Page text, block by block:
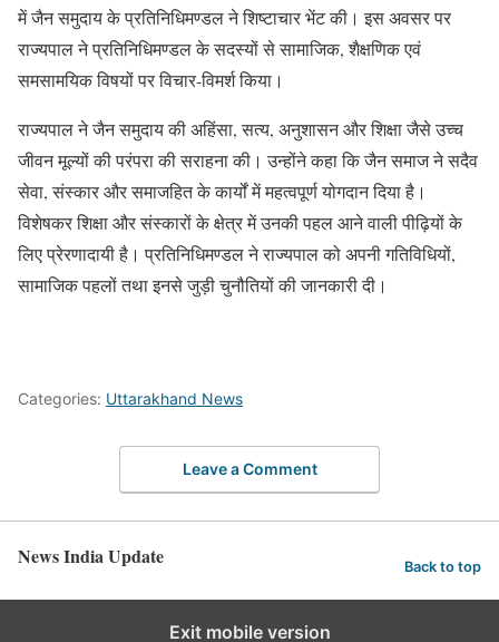
में जैन समुदाय के प्रतिनिधिमण्डल ने शिष्टाचार भेंट की। इस अवसर पर
राज्यपाल ने प्रतिनिधिमण्डल के सदस्यों से सामाजिक, शैक्षणिक एवं
समसामयिक विषयों पर विचार-विमर्श किया।
राज्यपाल ने जैन समुदाय की अहिंसा, सत्य, अनुशासन और शिक्षा जैसे उच्च
जीवन मूल्यों की परंपरा की सराहना की। उन्होंने कहा कि जैन समाज ने सदैव
सेवा, संस्कार और समाजहित के कार्यों में महत्वपूर्ण योगदान दिया है।
विशेषकर शिक्षा और संस्कारों के क्षेत्र में उनकी पहल आने वाली पीढ़ियों के
लिए प्रेरणादायी है। प्रतिनिधिमण्डल ने राज्यपाल को अपनी गतिविधियों,
सामाजिक पहलों तथा इनसे जुड़ी चुनौतियों की जानकारी दी।
Categories: Uttarakhand News
Leave a Comment
News India Update Back to top
Exit mobile version